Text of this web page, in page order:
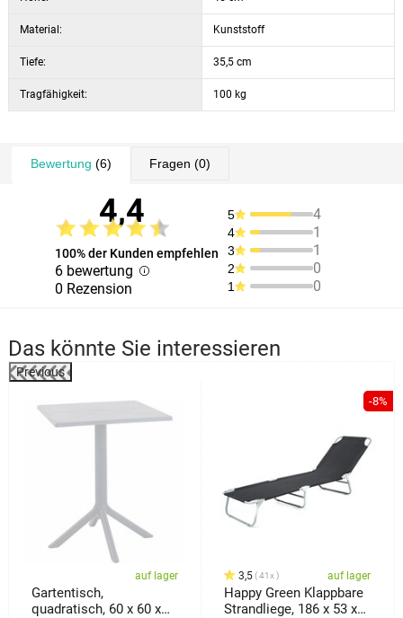
Material: Kunststoff
Tiefe: 35,5 cm
Tragfähigkeit: 100 kg
Bewertung (6) Fragen (0)
4,4
100% der Kunden empfehlen
6 bewertung
0 Rezension
5 4
4 1
3 1
2 0
1 0
Das könnte Sie interessieren
Previous
auf lager
Gartentisch,
quadratisch, 60 x 60 x
-8%
3,5 41x auf lager
Happy Green Klappbare
Strandliege, 186 x 53 x